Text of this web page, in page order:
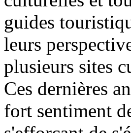
guides
leurs
plusieurs sites
Ces dernières
fort sentiment